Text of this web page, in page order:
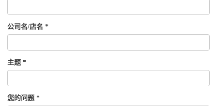
公司名/店名
主题
您的问题